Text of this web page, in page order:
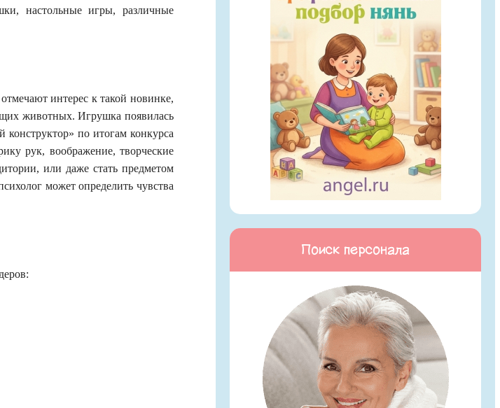
настольные игры, различные
интерес к такой новинке,
животных. Игрушка появилась
по итогам конкурса
рук, воображение, творческие
или даже стать предметом
может определить чувства
Поиск персонала